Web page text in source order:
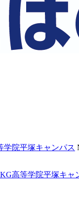
院平塚キャンパス
高等学院平塚キャ